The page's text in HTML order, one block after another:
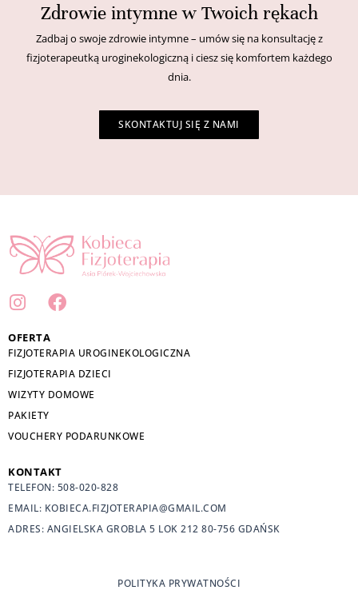
Zdrowie intymne w Twoich rękach
Zadbaj o swoje zdrowie intymne – umów się na konsultację z
fizjoterapeutką uroginekologiczną i ciesz się komfortem każdego
dnia.
SKONTAKTUJ SIĘ Z NAMI
I
s
t
a
g
r
a
F
e
b
o
k
OFERTA
FIZJOTERAPIA UROGINEKOLOGICZNA
FIZJOTERAPIA DZIECI
WIZYTY DOMOWE
PAKIETY
VOUCHERY PODARUNKOWE
KONTAKT
TELEFON: 508-020-828
EMAIL: KOBIECA.FIZJOTERAPIA@GMAIL.COM
ADRES: ANGIELSKA GROBLA 5 LOK 212 80-756 GDAŃSK
POLITYKA PRYWATNOŚCI